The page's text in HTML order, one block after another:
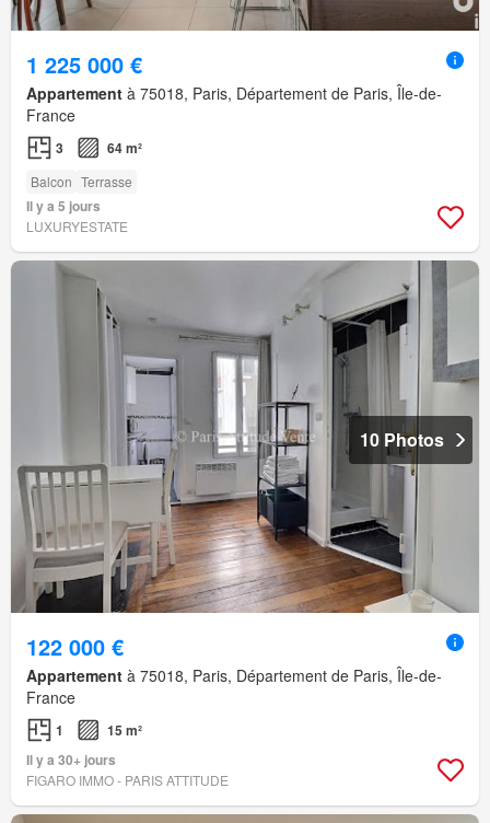
1 225 000 €
Appartement à 75018, Paris, Département de Paris, Île-de-
France
3 64 m²
Balcon Terrasse
Il y a 5 jours
LUXURYESTATE
10 Photos
122 000 €
Appartement à 75018, Paris, Département de Paris, Île-de-
France
1
15 m²
Il y a 30+ jours
FIGARO IMMO - PARIS ATTITUDE